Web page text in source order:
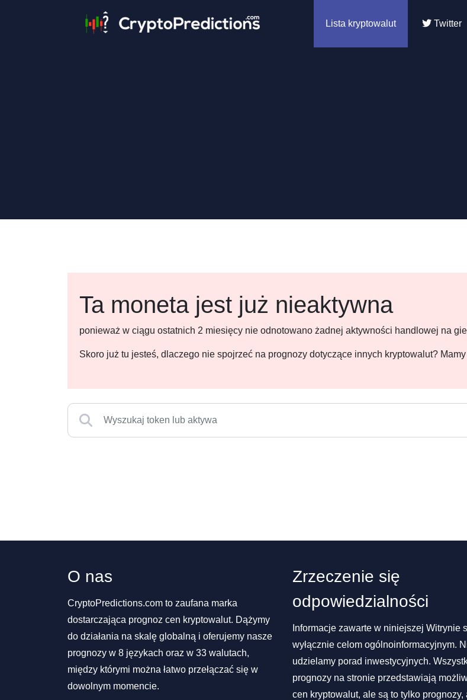
Lista kryptowalut Twitter
Ta moneta jest już nieaktywna
ponieważ w ciągu ostatnich 2 miesięcy nie odnotowano żadnej aktywności handlowej na
Skoro już tu jesteś, dlaczego nie spojrzeć na prognozy dotyczące innych kryptowalut?
O nas
CryptoPredictions.com to zaufana marka
dostarczająca prognoz cen kryptowalut. Dążymy
do działania na skalę globalną i oferujemy nasze
prognozy w 8 językach oraz w 33 walutach,
między którymi można łatwo przełączać się w
dowolnym momencie.
Zrzeczenie się
odpowiedzialności
Informacje zawarte w niniejszej Witrynie
wyłącznie celom ogólnoinformacyjnym.
udzielamy porad inwestycyjnych.
prognozy na stronie przedstawiają
cen kryptowalut, ale są to tylko prognozy,